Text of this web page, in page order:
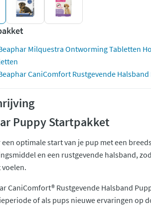
Milquestra Ontworming Tabletten
CaniComfort Rustgevende
Puppy Startpakket
optimale start van je pup met een
en een rustgevende halsband,
CaniComfort® Rustgevende Halsband
of als pups nieuwe ervaringen op